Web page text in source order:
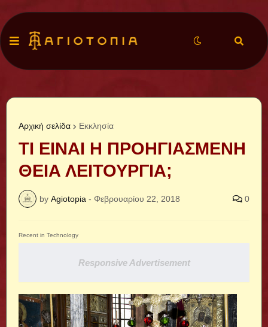
Αρχική σελίδα Εκκλησία
ΤΙ ΕΙΝΑΙ Η ΠΡΟΗΓΙΑΣΜΕΝΗ
ΘΕΙΑ ΛΕΙΤΟΥΡΓΙΑ;
by Agiotopia - Φεβρουαρίου 22, 2018 0
Recent in Technology
Responsive Advertisement